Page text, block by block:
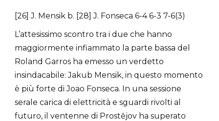
[26] J. Mensik b. [28] J. Fonseca 6-4 6-3 7-6(3)
L’attesissimo scontro tra i due che hanno
maggiormente infiammato la parte bassa del
Roland Garros ha emesso un verdetto
insindacabile: Jakub Mensik, in questo momento
è più forte di Joao Fonseca. In una sessione
serale carica di elettricità e sguardi rivolti al
futuro, il ventenne di Prostějov ha superato